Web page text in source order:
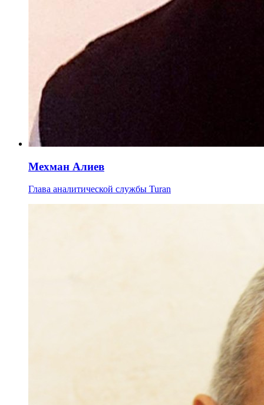
Мехман Алиев
Глава аналитической службы Turan